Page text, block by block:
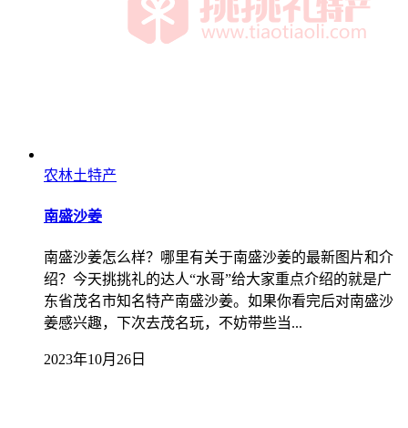
农林土特产
南盛沙姜
南盛沙姜怎么样？哪里有关于南盛沙姜的最新图片和介
绍？今天挑挑礼的达人“水哥”给大家重点介绍的就是广
东省茂名市知名特产南盛沙姜。如果你看完后对南盛沙
姜感兴趣，下次去茂名玩，不妨带些当...
2023年10月26日